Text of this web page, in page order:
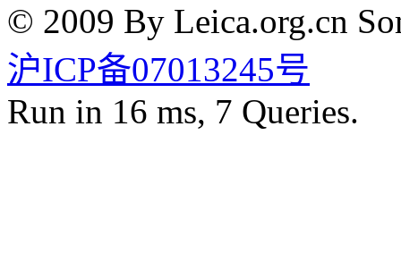
© 2009 By Leica.org.cn
沪ICP备07013245号
Run in 16 ms, 7 Queries.